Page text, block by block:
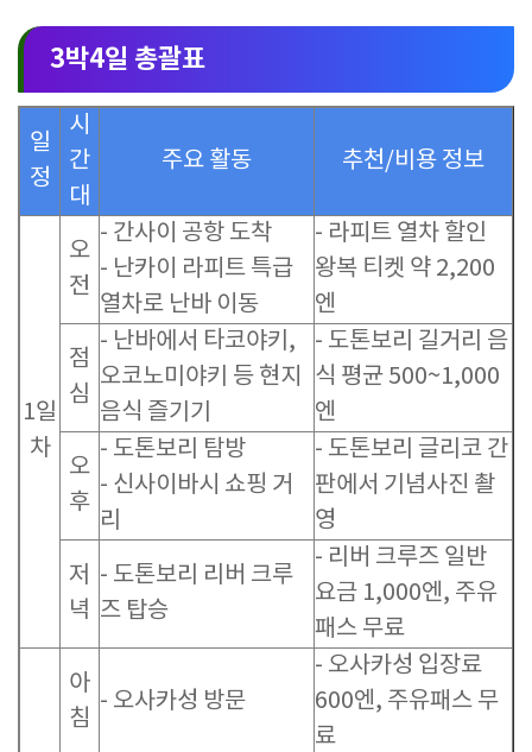
3박4일 총괄표
일
정
시
간
대
주요 활동 추천/비용 정보
1일
차
오
전
- 간사이 공항 도착
- 난카이 라피트 특급
열차로 난바 이동
- 라피트 열차 할인
왕복 티켓 약 2,200
엔
점
심
- 난바에서 타코야키,
오코노미야키 등 현지
음식 즐기기
- 도톤보리 길거리 음
식 평균 500~1,000
엔
오
후
- 도톤보리 탐방
- 신사이바시 쇼핑 거
리
- 도톤보리 글리코 간
판에서 기념사진 촬
영
저
녁
- 도톤보리 리버 크루
즈 탑승
- 리버 크루즈 일반
요금 1,000엔, 주유
패스 무료
아
침
- 오사카성 방문
- 오사카성 입장료
600엔, 주유패스 무
료